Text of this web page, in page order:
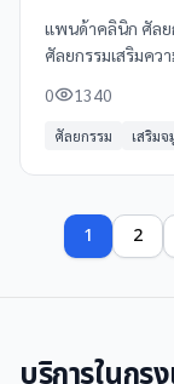
แพนด้าคลินิก ศัลย
ศัลยกรรมเสริมคว
0 1340
ศัลยกรรม เสริมจ
1 2